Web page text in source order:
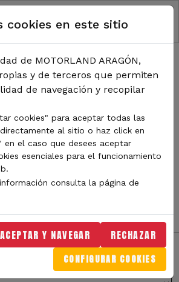
DE
las novedades de MotorLand
noticias sobre eventos,
novedades del circuito y
por categoría o tipo de contenido y
del mundo del motor.
cookies en este sitio
de MOTORLAND ARAGÓN,
y de terceros que permiten
de navegación y recopilar
cookies" para aceptar todas las
al sitio o haz click en
en el caso que desees aceptar
esenciales para el funcionamiento
consulta la página de
ACEPTAR Y NAVEGAR RECHAZAR
CONFIGURAR COOKIES